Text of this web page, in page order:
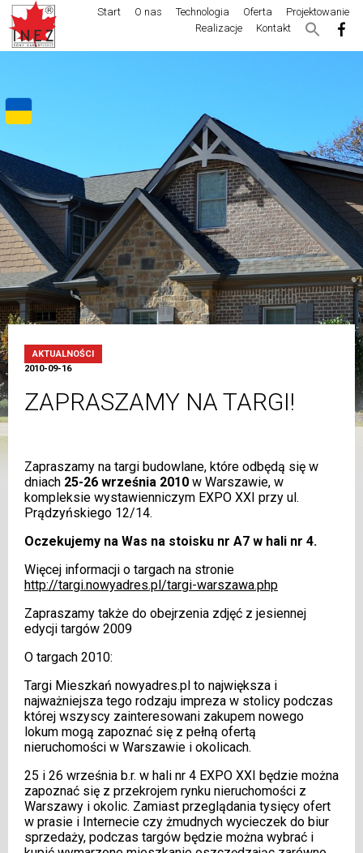
Start O nas Technologia Oferta
Projektowanie
Realizacje
Kontakt
AKTUALNOŚCI
2010-09-16
ZAPRASZAMY NA TARGI!
Zapraszamy na targi budowlane, które odbędą się w
dniach 25-26 września 2010 w Warszawie, w
kompleksie wystawienniczym EXPO XXI przy ul.
Prądzyńskiego 12/14.
Oczekujemy na Was na stoisku nr A7 w hali nr 4.
Więcej informacji o targach na stronie
http://targi.nowyadres.pl/targi-warszawa.php
Zapraszamy także do obejrzenia zdjęć z jesiennej
edycji targów 2009
O targach 2010:
Targi Mieszkań nowyadres.pl to największa i
najważniejsza tego rodzaju impreza w stolicy podczas
której wszyscy zainteresowani zakupem nowego
lokum mogą zapoznać się z pełną ofertą
nieruchomości w Warszawie i okolicach.
25 i 26 września b.r. w hali nr 4 EXPO XXI będzie można
zapoznać się z przekrojem rynku nieruchomości z
Warszawy i okolic. Zamiast przeglądania tysięcy ofert
w prasie i Internecie czy żmudnych wycieczek do biur
sprzedaży, podczas targów będzie można wybrać i